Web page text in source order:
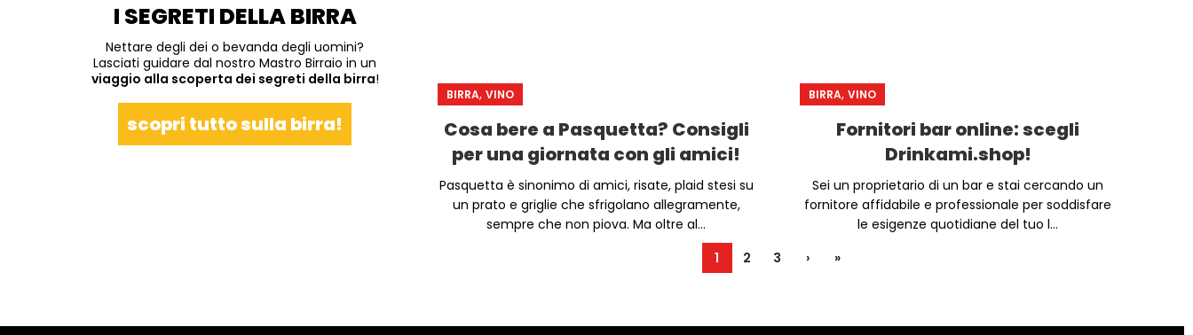
I SEGRETI DELLA BIRRA
Nettare degli dei o bevanda degli uomini?
Lasciati guidare dal nostro Mastro Birraio in un
viaggio alla scoperta dei segreti della birra!
scopri tutto sulla birra!
BIRRA,VINO
Cosa bere a Pasquetta? Consigli
per una giornata con gli amici!
Pasquetta è sinonimo di amici, risate, plaid stesi su
un prato e griglie che sfrigolano allegramente,
sempre che non piova. Ma oltre al...
BIRRA, VINO
Fornitori bar online: scegli
Drinkami.shop!
Sei un proprietario di un bar e stai cercando un
fornitore affidabile e professionale per soddisfare
le esigenze quotidiane del tuo l...
1
2 3 › »